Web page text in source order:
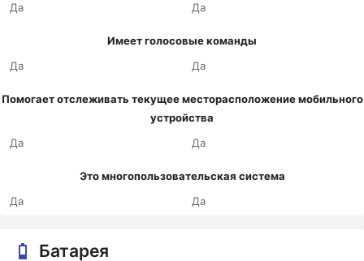
Да
Да
Имеет голосовые команды
Да
Да
Помогает отслеживать текущее месторасположение мобильного
устройства
Да
Да
Это многопользовательская система
Да
Да
Батарея